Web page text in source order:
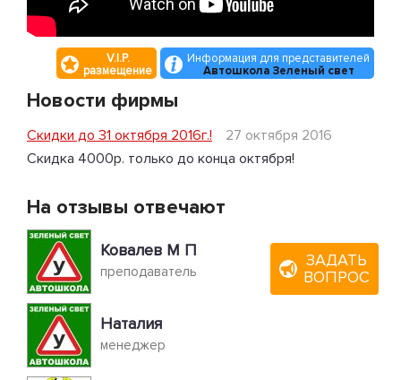
V.I.P.
размещение
Информация для представителей
Автошкола Зеленый свет
Новости фирмы
Скидки до 31 октября 2016г.!
27 октября 2016
Скидка 4000р. только до конца октября!
На отзывы отвечают
Ковалев М П
преподаватель
Наталия
менеджер
ЗАДАТЬ
ВОПРОС